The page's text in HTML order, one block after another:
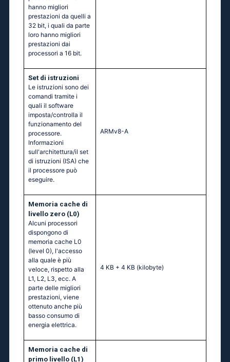
hanno migliori
prestazioni da quelli a
32 bit, i quali da parte
loro hanno migliori
prestazioni dai
processori a 16 bit.
Set di istruzioni
Le istruzioni sono dei
comandi tramite i
quali il software
imposta/controlla il
funzionamento del
processore.
Informazioni
sull'architettura/il set
di istruzioni (ISA) che
il processore può
eseguire.
ARMv8-A
Memoria cache di
livello zero (L0)
Alcuni processori
dispongono di
memoria cache L0
(level 0), l'accesso
alla quale è più
veloce, rispetto alla
L1, L2, L3, ecc. A
parte delle migliori
prestazioni, viene
ottenuto anche più
basso consumo di
energia elettrica.
4 KB + 4 KB (kilobyte)
Memoria cache di
primo livello (L1)